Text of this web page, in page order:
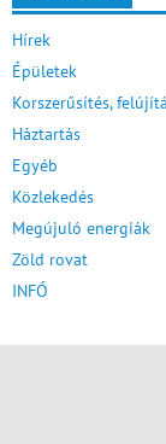
Hírek
Épületek
Korszerűsítés,
Háztartás
Egyéb
Közlekedés
Megújuló energiák
Zöld rovat
INFÓ